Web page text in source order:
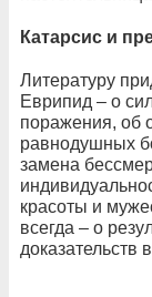
Катарсис и
Литературу
Еврипид – о
поражения, об
равнодушных
замена
красоты и
всегда – о
доказательств